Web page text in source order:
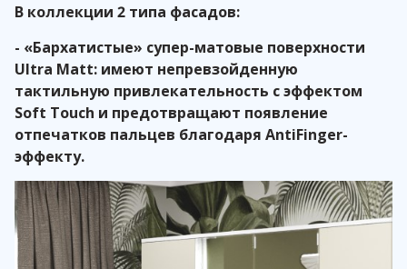
В коллекции 2 типа фасадов:
- «Бархатистые» супер-матовые поверхности
Ultra Matt: имеют непревзойденную
тактильную привлекательность с эффектом
Soft Touch и предотвращают появление
отпечатков пальцев благодаря AntiFinger-
эффекту.